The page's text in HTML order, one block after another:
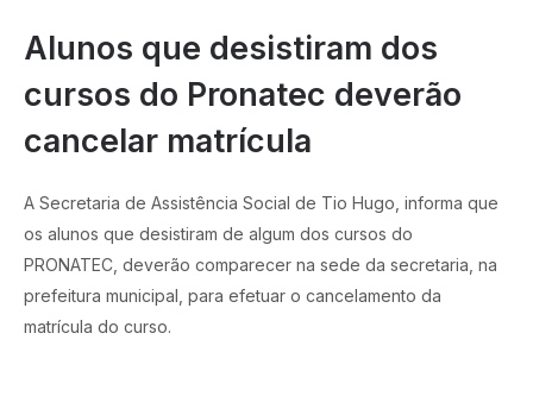
Alunos que desistiram dos
cursos do Pronatec deverão
cancelar matrícula
A Secretaria de Assistência Social de Tio Hugo, informa que
os alunos que desistiram de algum dos cursos do
PRONATEC, deverão comparecer na sede da secretaria, na
prefeitura municipal, para efetuar o cancelamento da
matrícula do curso.